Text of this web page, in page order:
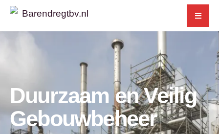
Duurzaam en Veilig
Gebouwbeheer